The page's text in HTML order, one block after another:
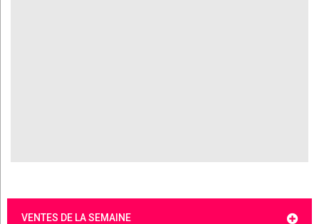
VENTES DE LA SEMAINE